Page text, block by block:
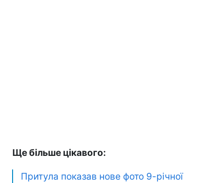
Ще більше цікавого:
Притула показав нове фото 9-річної